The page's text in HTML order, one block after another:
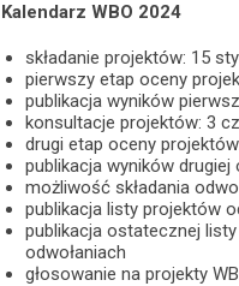
Kalendarz WBO 2024
składanie projektów: 15
pierwszy etap oceny
publikacja wyników
konsultacje projektów: 3
drugi etap oceny
publikacja wyników drugiej
możliwość składania
publikacja listy projektów
publikacja ostatecznej
odwołaniach
głosowanie na projekty